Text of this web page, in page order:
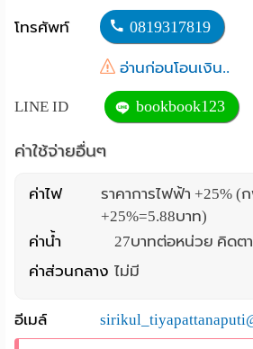
English
โทรศัพท์ 0819317819
อ่านก่อนโอนเงิน..
LINE ID bookbook123
ค่าใช้จ่ายอื่นๆ
ค่าไฟ
ราคาการไฟฟ้า +25% (
+25%=5.88บาท)
ค่าน้ำ
27บาทต่อหน่วย คิดต
ค่าส่วนกลาง ไม่มี
อีเมล์